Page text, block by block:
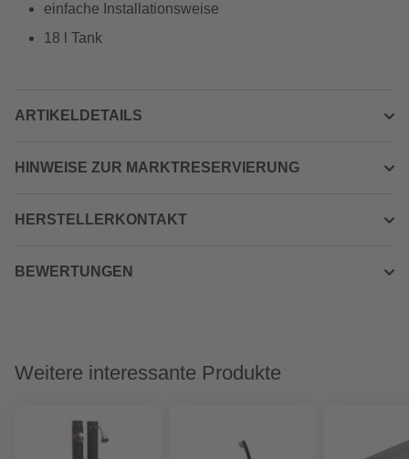
einfache Installationsweise
18 l Tank
ARTIKELDETAILS
HINWEISE ZUR MARKTRESERVIERUNG
HERSTELLERKONTAKT
BEWERTUNGEN
Weitere interessante Produkte